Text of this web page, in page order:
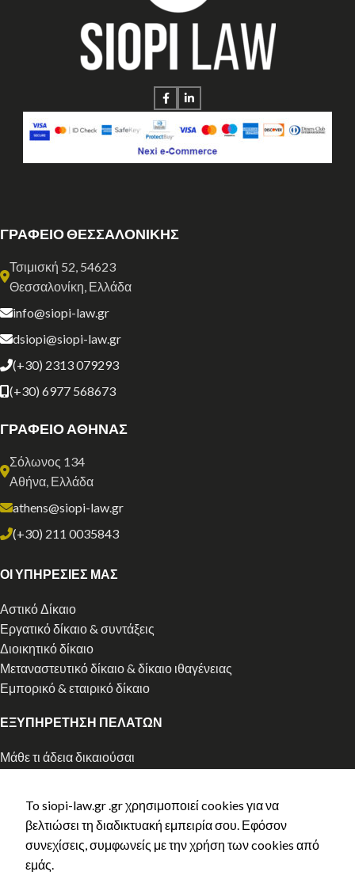
ΓΡΑΦΕΙΟ ΘΕΣΣΑΛΟΝΙΚΗΣ
Τσιμισκή 52, 54623
Θεσσαλονίκη, Ελλάδα
info@siopi-law.gr
dsiopi@siopi-law.gr
(+30) 2313 079293
(+30) 6977 568673
ΓΡΑΦΕΙΟ ΑΘΗΝΑΣ
Σόλωνος 134
Αθήνα, Ελλάδα
athens@siopi-law.gr
(+30) 211 0035843
ΟΙ ΥΠΗΡΕΣΙΕΣ ΜΑΣ
Αστικό Δίκαιο
Εργατικό δίκαιο & συντάξεις
Διοικητικό δίκαιο
Μεταναστευτικό δίκαιο & δίκαιο ιθαγένειας
Εμπορικό & εταιρικό δίκαιο
ΕΞΥΠΗΡΕΤΗΣΗ ΠΕΛΑΤΩΝ
Μάθε τι άδεια δικαιούσαι
Ελληνική Ιθαγένεια
Κλείστε ραντεβού
Τρόποι Πληρωμής
Πολιτική Aπορρήτου
To siopi-law.gr .gr χρησιμοποιεί cookies για να
βελτιώσει τη διαδικτυακή εμπειρία σου. Εφόσον
συνεχίσεις, συμφωνείς με την χρήση των cookies από
εμάς.